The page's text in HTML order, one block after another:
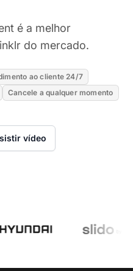
é a melhor
do mercado.
ao cliente 24/7
Cancele a qualquer momento
vídeo